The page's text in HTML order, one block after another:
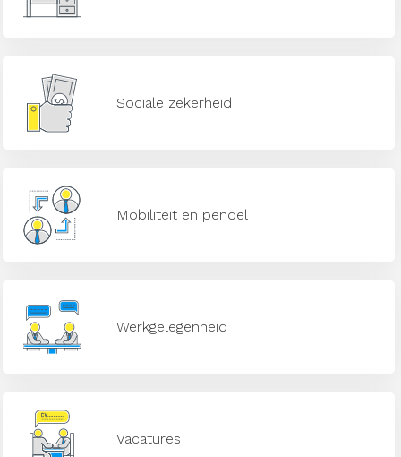
Sociale zekerheid
Mobiliteit en pendel
Werkgelegenheid
Vacatures